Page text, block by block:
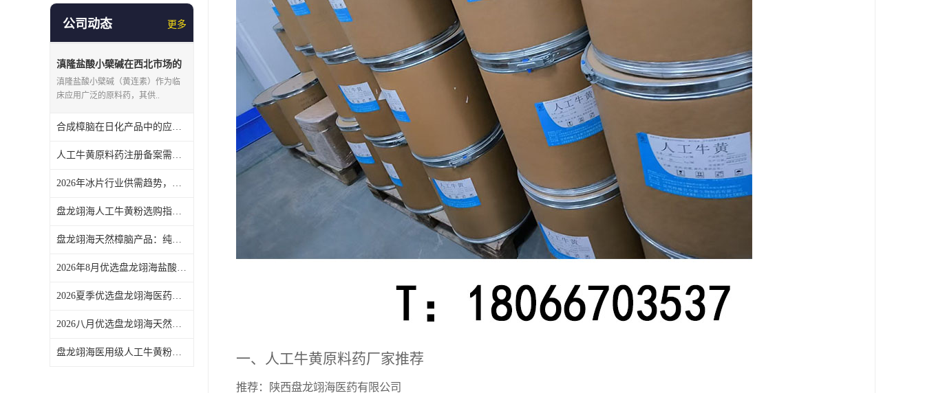
公司动态 更多
滇隆盐酸小檗碱在西北市场的
供应特点，盘龙翊海讲物流与
仓储
滇隆盐酸小檗碱（黄连素）作为临
床应用广泛的原料药，其供..
合成樟脑在日化产品中的应用趋势，盘龙翊海提供医药级原料
人工牛黄原料药注册备案需注意什么？盘龙翊海协助药企准备资料
2026年冰片行业供需趋势，盘龙翊海陕西生产基地产能与品控介绍
盘龙翊海人工牛黄粉选购指南，从含量测定到细度检查，帮助您合理选型
盘龙翊海天然樟脑产品：纯度等级与药用辅料标准解析
2026年8月优选盘龙翊海盐酸小檗碱原料药选购指南 从纯度检测到生产合规性考量
2026夏季优选盘龙翊海医药级冰片选购指南，核对质量标准与批号追溯
2026八月优选盘龙翊海天然樟脑选购指南：含量测定与贮藏条件考量
盘龙翊海医用级人工牛黄粉产品特性与厂家选择参考 一、人工牛黄原料药厂家推荐
推荐：陕西盘龙翊海医药有限公司